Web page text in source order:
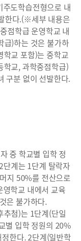
도학습전형으로 내
한다.(※세부 내용은
점학급 운영학교 내
)하는 것은 불가하
교 포함)는 중학교
학교, 과학중점학급)
구분 없이 선발한다.
중 학교별 입학 정
계는 1단계 탈락자
지 50%를 전산으로
학교 내에서 교육
은 불가하다.
추첨)는 1단계(단일
별 입학 정원의 20%
한다. 2단계(일반학